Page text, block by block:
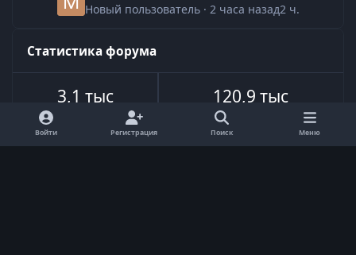
Новый пользователь · 2 часа назад2 ч.
Статистика форума
3,1 тыс
Всего сообщений
120,9 тыс
Войти Регистрация Поиск Меню